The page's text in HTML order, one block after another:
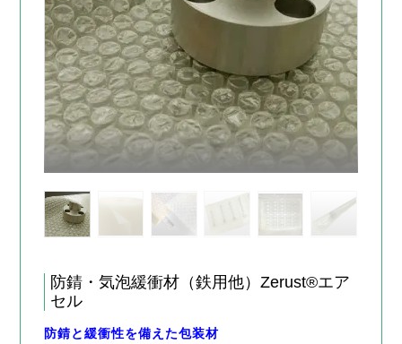
防錆・気泡緩衝材（鉄用他）Zerust®エア
セル
防錆と緩衝性を備えた包装材